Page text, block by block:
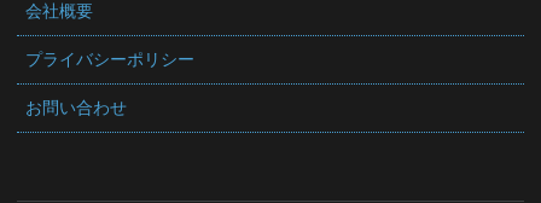
会社概要
プライバシーポリシー
お問い合わせ